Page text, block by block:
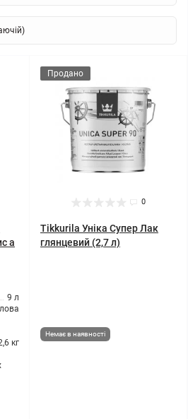
а
9 л
кг
Продано
0
Tikkurila Уніка Супер Лак
глянцевий (2,7 л)
Немає в наявності